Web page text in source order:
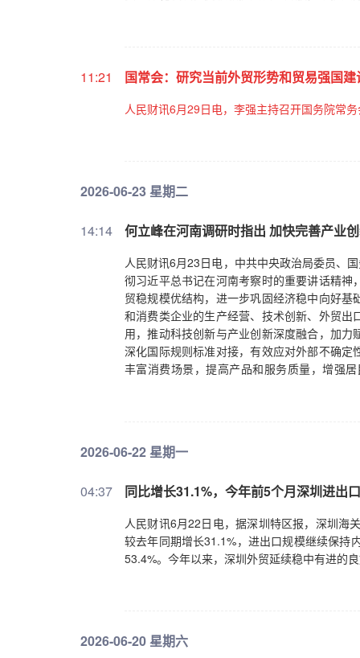
11:21 国常会：研究当前外贸形势和贸易强国
人民财讯6月29日电，李强主持召开国务院常
2026-06-23 星期二
14:14 何立峰在河南调研时指出 加快完善产业
人民财讯6月23日电，中共中央政治局委员、
彻习近平总书记在河南考察时的重要讲话精
贸稳规模优结构，进一步巩固经济稳中向好
和消费类企业的生产经营、技术创新、外贸
用，推动科技创新与产业创新深度融合，加
深化国际规则标准对接，有效应对外部不确
丰富消费场景，提高产品和服务质量，增强
2026-06-22 星期一
04:37 同比增长31.1%，今年前5个月深圳进出
人民财讯6月22日电，据深圳特区报，深圳海
较去年同期增长31.1%，进出口规模继续保持
53.4%。今年以来，深圳外贸延续稳中有进的
2026-06-20 星期六